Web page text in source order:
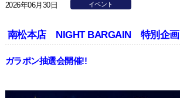
2026年06月30日 イベント
南松本店 NIGHT BARGAIN 特別企画
ガラポン抽選会開催!!